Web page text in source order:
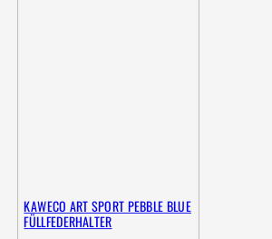
KAWECO ART SPORT PEBBLE BLUE
FÜLLFEDERHALTER